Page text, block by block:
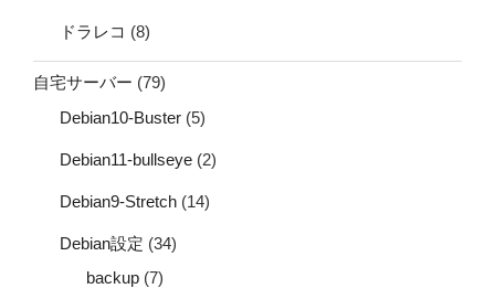
ドラレコ (8)
自宅サーバー (79)
Debian10-Buster (5)
Debian11-bullseye (2)
Debian9-Stretch (14)
Debian設定 (34)
backup (7)